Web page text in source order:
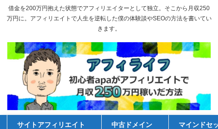
借金を200万円抱えた状態でアフィリエイターとして独立。そこから月収250
万円に。アフィリエイトで人生を逆転した僕の体験談やSEOの方法を書いてい
きます。
サイトアフィリエイト 中古ドメイン マインドセ